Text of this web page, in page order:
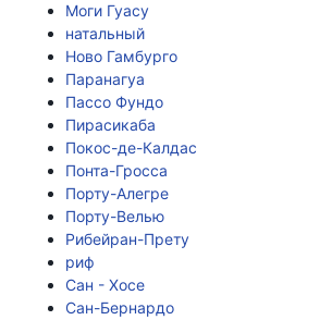
Моги Гуасу
натальный
Ново Гамбурго
Паранагуа
Пассо Фундо
Пирасикаба
Покос-де-Калдас
Понта-Гросса
Порту-Алегре
Порту-Велью
Рибейран-Прету
риф
Сан - Хосе
Сан-Бернардо